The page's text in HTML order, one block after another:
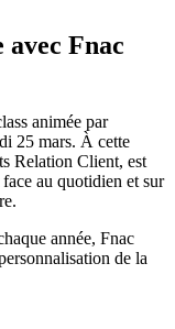
avec Fnac
animée par
25 mars. À cette
Relation Client, est
au quotidien et sur
année, Fnac
de la